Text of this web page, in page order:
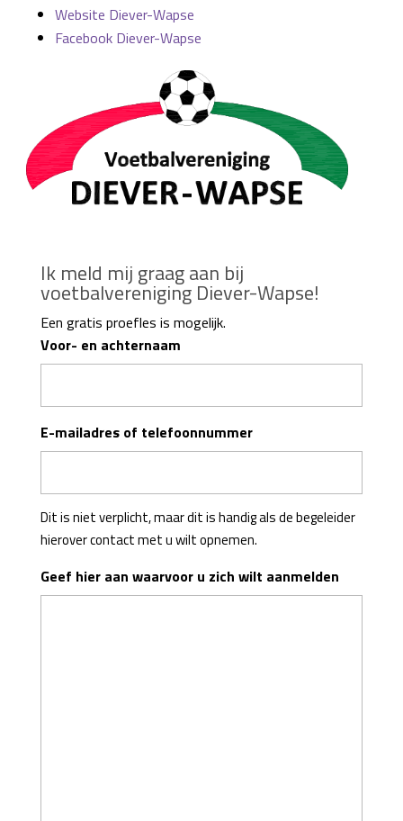
Website Diever-Wapse
Facebook Diever-Wapse
Ik meld mij graag aan bij
voetbalvereniging Diever-Wapse!
Een gratis proefles is mogelijk.
Voor- en achternaam
E-mailadres of telefoonnummer
Dit is niet verplicht, maar dit is handig als de begeleider
hierover contact met u wilt opnemen.
Geef hier aan waarvoor u zich wilt aanmelden